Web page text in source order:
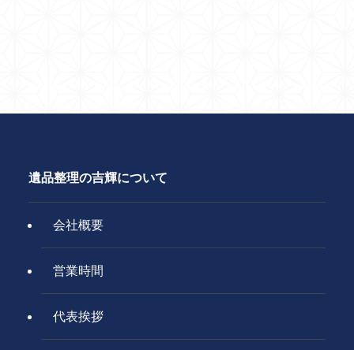
遺品整理の吉輝について
会社概要
営業時間
代表挨拶